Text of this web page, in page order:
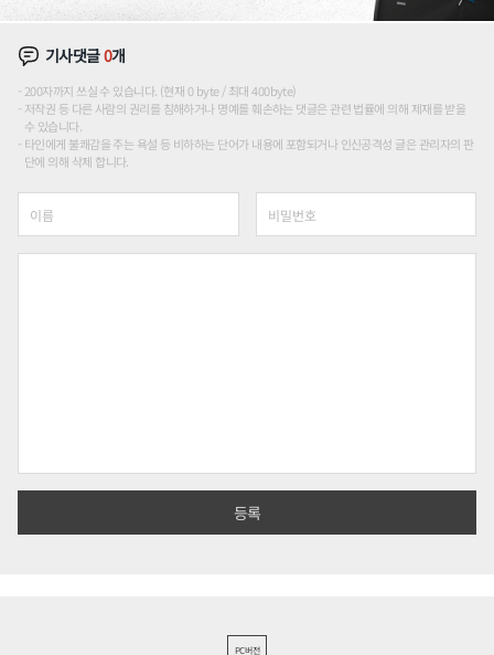
기사댓글0개
200자까지 쓰실 수 있습니다. (현재 0 byte / 최대 400byte)
저작권 등 다른 사람의 권리를 침해하거나 명예를 훼손하는 댓글은 관련 법률에 의해 제재를 받을
수 있습니다.
타인에게 불쾌감을 주는 욕설 등 비하하는 단어가 내용에 포함되거나 인신공격성 글은 관리자의 판
단에 의해 삭제 합니다.
PC버전